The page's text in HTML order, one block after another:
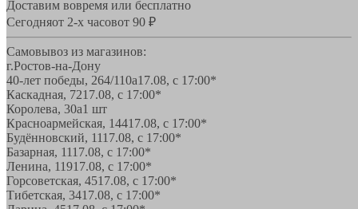
Доставим вовремя или бесплатно
Сегодняот 2-х часовот 90 ₽
Самовывоз из магазинов:
г.Ростов-на-Дону
40-лет победы, 264/110а17.08, с 17:00*
Каскадная, 7217.08, с 17:00*
Королева, 30а1 шт
Красноармейская, 14417.08, с 17:00*
Будённовский, 1117.08, с 17:00*
Базарная, 1117.08, с 17:00*
Ленина, 11917.08, с 17:00*
Горсоветская, 4517.08, с 17:00*
Тибетская, 3417.08, с 17:00*